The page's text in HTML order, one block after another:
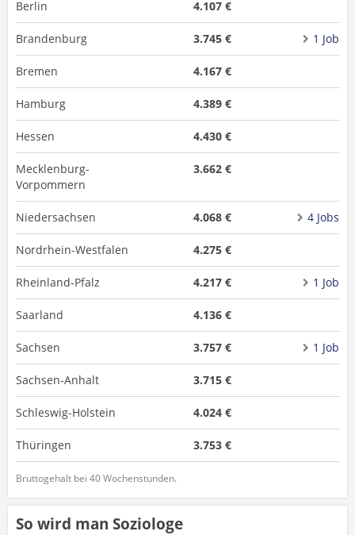
Berlin 4.107 €
Brandenburg 3.745 € 1 Job
Bremen 4.167 €
Hamburg 4.389 €
Hessen 4.430 €
Mecklenburg-
Vorpommern
3.662 €
Niedersachsen 4.068 € 4 Jobs
Nordrhein-Westfalen 4.275 €
Rheinland-Pfalz 4.217 € 1 Job
Saarland 4.136 €
Sachsen 3.757 € 1 Job
Sachsen-Anhalt 3.715 €
Schleswig-Holstein 4.024 €
Thüringen 3.753 €
Bruttogehalt bei 40 Wochenstunden.
So wird man Soziologe